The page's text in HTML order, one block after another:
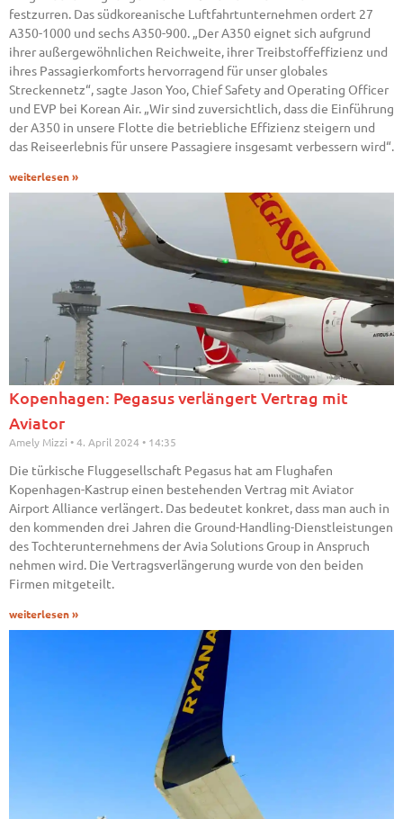
festzurren. Das südkoreanische Luftfahrtunternehmen ordert 27
A350-1000 und sechs A350-900. „Der A350 eignet sich aufgrund
ihrer außergewöhnlichen Reichweite, ihrer Treibstoffeffizienz und
ihres Passagierkomforts hervorragend für unser globales
Streckennetz“, sagte Jason Yoo, Chief Safety and Operating Officer
und EVP bei Korean Air. „Wir sind zuversichtlich, dass die Einführung
der A350 in unsere Flotte die betriebliche Effizienz steigern und
das Reiseerlebnis für unsere Passagiere insgesamt verbessern wird“.
weiterlesen »
Kopenhagen: Pegasus verlängert Vertrag mit
Aviator
Amely Mizzi 4. April 2024 14:35
Die türkische Fluggesellschaft Pegasus hat am Flughafen
Kopenhagen-Kastrup einen bestehenden Vertrag mit Aviator
Airport Alliance verlängert. Das bedeutet konkret, dass man auch in
den kommenden drei Jahren die Ground-Handling-Dienstleistungen
des Tochterunternehmens der Avia Solutions Group in Anspruch
nehmen wird. Die Vertragsverlängerung wurde von den beiden
Firmen mitgeteilt.
weiterlesen »